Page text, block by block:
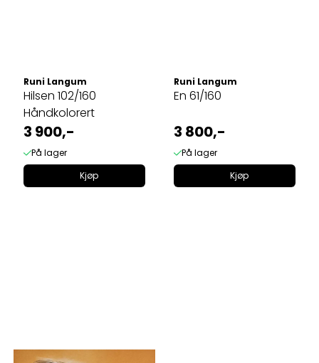
Runi Langum
Hilsen 102/160
Håndkolorert
3 900,-
På lager
Kjøp
Runi Langum
En 61/160
3 800,-
På lager
Kjøp